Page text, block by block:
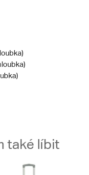
také líbit